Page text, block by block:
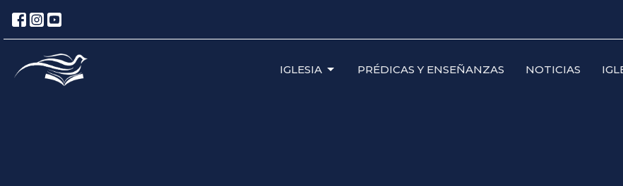
IGLESIA PRÉDICAS Y ENSEÑANZAS NOTICIAS